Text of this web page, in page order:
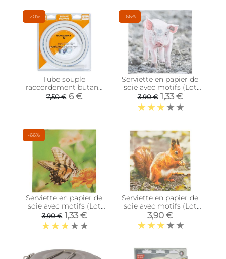
-20%
Tube souple
raccordement butane
propane 1.50 m
7,50 € 6 €
-66%
Serviette en papier de
soie avec motifs (Lot
de 20) (Cochonnet)
3,90 € 1,33 €
-66%
Serviette en papier de
soie avec motifs (Lot
de 20) (Papillon)
3,90 € 1,33 €
Serviette en papier de
soie avec motifs (Lot
de 20) (Rouge gorge et
écureuil)
3,90 €